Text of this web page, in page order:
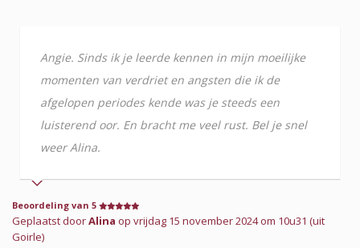
Angie. Sinds ik je leerde kennen in mijn moeilijke
momenten van verdriet en angsten die ik de
afgelopen periodes kende was je steeds een
luisterend oor. En bracht me veel rust. Bel je snel
weer Alina.
Beoordeling van 5
Geplaatst doorAlina op vrijdag 15 november 2024 om 10u31 (uit
Goirle)